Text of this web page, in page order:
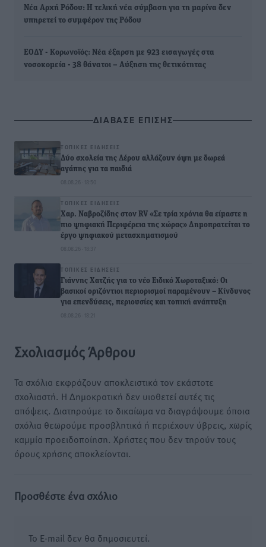
Νέα Αρχή Ρόδου: Η τελική νέα σύμβαση για τη μαρίνα δεν
υπηρετεί το συμφέρον της Ρόδου
ΕΟΔΥ - Κορωνοϊός: Νέα έξαρση με 923 εισαγωγές στα
νοσοκομεία - 38 θάνατοι – Αύξηση της θετικότητας
ΔΙΑΒΑΣΕ ΕΠΙΣΗΣ
ΤΟΠΙΚΈΣ ΕΙΔΉΣΕΙΣ
Δύο σχολεία της Λέρου αλλάζουν όψη με δωρεά
αγάπης για τα παιδιά
08.08.26 · 18:50
ΤΟΠΙΚΈΣ ΕΙΔΉΣΕΙΣ
Χαρ. Ναβροζίδης στον RV «Σε τρία χρόνια θα είμαστε η
πιο ψηφιακή Περιφέρεια της χώρας» Δημοπρατείται το
έργο ψηφιακού μετασχηματισμού
08.08.26 · 18:37
ΤΟΠΙΚΈΣ ΕΙΔΉΣΕΙΣ
Γιάννης Χατζής για το νέο Ειδικό Χωροταξικό: Οι
βασικοί οριζόντιοι περιορισμοί παραμένουν – Κίνδυνος
για επενδύσεις, περιουσίες και τοπική ανάπτυξη
08.08.26 · 18:21
Σχολιασμός Άρθρου
Τα σχόλια εκφράζουν αποκλειστικά τον εκάστοτε
σχολιαστή. Η Δημοκρατική δεν υιοθετεί αυτές τις
απόψεις. Διατηρούμε το δικαίωμα να διαγράψουμε όποια
σχόλια θεωρούμε προσβλητικά ή περιέχουν ύβρεις, χωρίς
καμμία προειδοποίηση. Χρήστες που δεν τηρούν τους
όρους χρήσης αποκλείονται.
Προσθέστε ένα σχόλιο
Το E-mail δεν θα δημοσιευτεί.